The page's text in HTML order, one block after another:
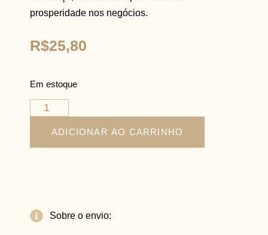
prosperidade nos negócios.
R$25,80
Em estoque
ADICIONAR AO CARRINHO
Sobre o envio: